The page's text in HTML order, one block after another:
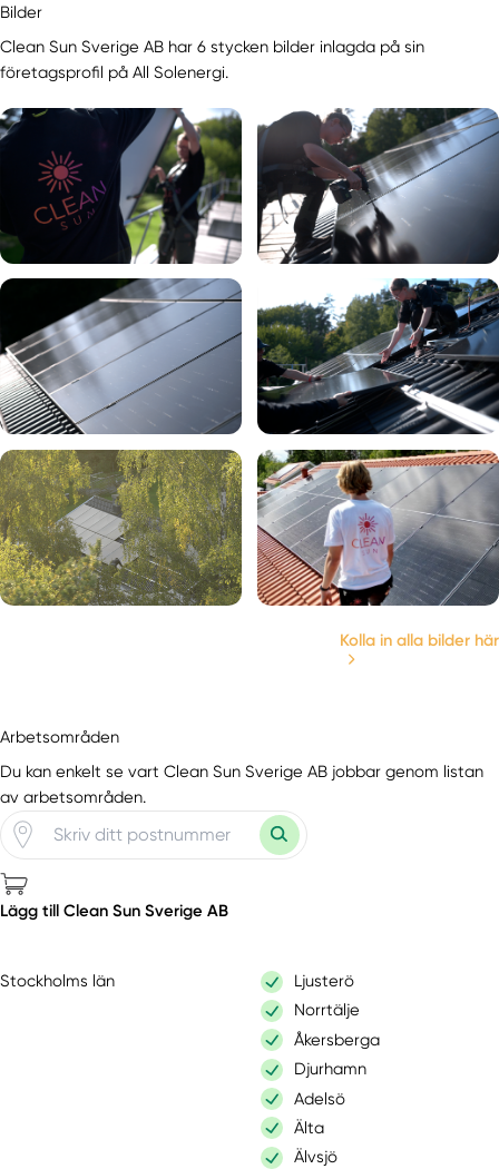
Bilder
Clean Sun Sverige AB har 6 stycken bilder inlagda på sin
företagsprofil på All Solenergi.
Kolla in alla bilder här
Arbetsområden
Du kan enkelt se vart Clean Sun Sverige AB jobbar genom listan
av arbetsområden.
Lägg till Clean Sun Sverige AB
Stockholms län
Ljusterö
Norrtälje
Åkersberga
Djurhamn
Adelsö
Älta
Älvsjö